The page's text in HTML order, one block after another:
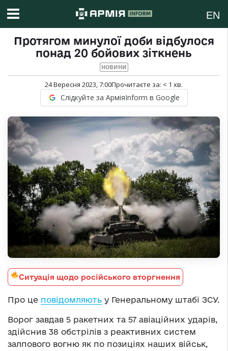
EN
Протягом минулої доби відбулося
понад 20 бойових зіткнень
НОВИНИ
24 Вересня 2023, 7:00Прочитаєте за: < 1 хв.
Слідкуйте за АрміяInform в Google
Ситуація щодо російського вторгнення
Про це повідомляють у Генеральному штабі ЗСУ.
Ворог завдав 5 ракетних та 57 авіаційних ударів,
здійснив 38 обстрілів з реактивних систем
залпового вогню як по позиціях наших військ,